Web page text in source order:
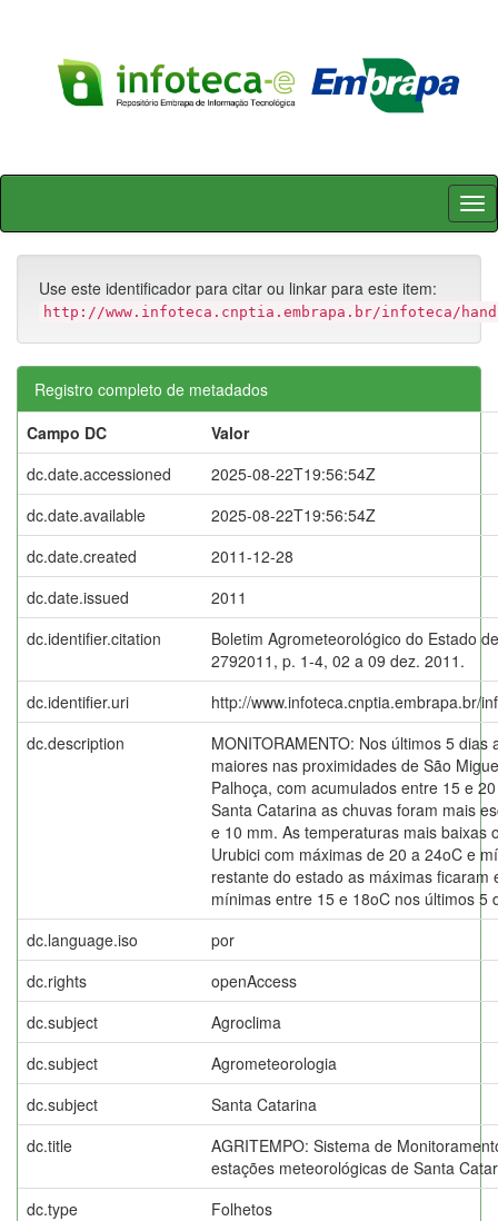
Skip
Use este identificador para citar ou linkar para este item:
http://www.infoteca.cnptia.embrapa.br/infoteca/
Registro completo de metadados
Campo DC
Valor
dc.date.accessioned
2025-08-22T19:56:54Z
dc.date.available
2025-08-22T19:56:54Z
dc.date.created
2011-12-28
dc.date.issued
2011
dc.identifier.citation
Boletim Agrometeorológico do Estado
2792011, p. 1-4, 02 a 09 dez. 2011.
dc.identifier.uri
http://www.infoteca.cnptia.embrapa.br/
dc.description
MONITORAMENTO: Nos últimos 5 dias
maiores nas proximidades de São
Palhoça, com acumulados entre 15 e
Santa Catarina as chuvas foram mais
e 10 mm. As temperaturas mais baixas
Urubici com máximas de 20 a 24oC e
restante do estado as máximas ficaram
mínimas entre 15 e 18oC nos últimos 5
dc.language.iso
por
dc.rights
openAccess
dc.subject
Agroclima
dc.subject
Agrometeorologia
dc.subject
Santa Catarina
dc.title
AGRITEMPO: Sistema de
estações meteorológicas de Santa
dc.type
Folhetos